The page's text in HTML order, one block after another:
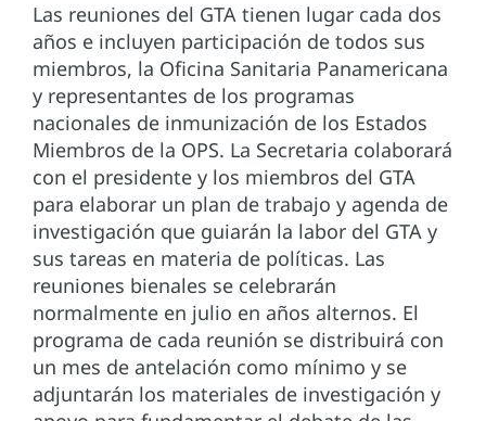
Las reuniones del GTA tienen lugar cada dos
años e incluyen participación de todos sus
miembros, la Oficina Sanitaria Panamericana
y representantes de los programas
nacionales de inmunización de los Estados
Miembros de la OPS. La Secretaria colaborará
con el presidente y los miembros del GTA
para elaborar un plan de trabajo y agenda de
investigación que guiarán la labor del GTA y
sus tareas en materia de políticas. Las
reuniones bienales se celebrarán
normalmente en julio en años alternos. El
programa de cada reunión se distribuirá con
un mes de antelación como mínimo y se
adjuntarán los materiales de investigación y